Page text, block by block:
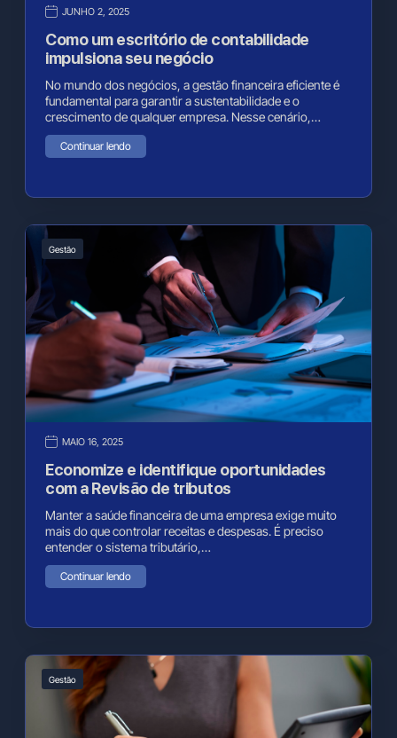
JUNHO 2, 2025
Como um escritório de contabilidade
impulsiona seu negócio
No mundo dos negócios, a gestão financeira eficiente é
fundamental para garantir a sustentabilidade e o
crescimento de qualquer empresa. Nesse cenário,…
Continuar lendo
Gestão
MAIO 16, 2025
Economize e identifique oportunidades
com a Revisão de tributos
Manter a saúde financeira de uma empresa exige muito
mais do que controlar receitas e despesas. É preciso
entender o sistema tributário,…
Continuar lendo
Gestão